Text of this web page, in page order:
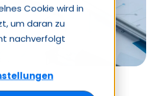
Cookie wird in
um daran zu
nachverfolgt